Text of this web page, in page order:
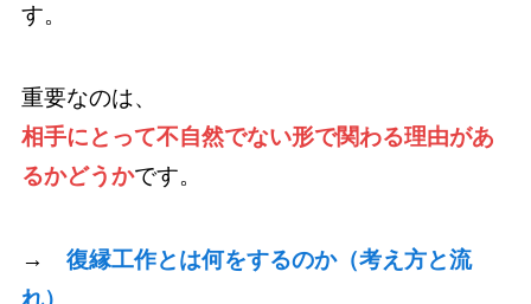
す。
重要なのは、
相手にとって不自然でない形で関わる理由があ
るかどうかです。
→ 復縁工作とは何をするのか（考え方と流
れ）